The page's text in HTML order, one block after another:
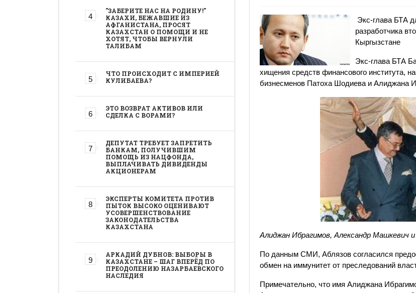
"ЗАБЕРИТЕ НАС НА РОДИНУ!"
КАЗАХИ, БЕЖАВШИЕ ИЗ
АФГАНИСТАНА, ПРОСЯТ
КАЗАХСТАН О ПОМОЩИ И НЕ
ХОТЯТ, ЧТОБЫ ВЕРНУЛИ
ТАЛИБАМ
ЧТО ПРОИСХОДИТ С ИМПЕРИЕЙ
КУЛИБАЕВА?
ЭТО ВОЗВРАТ АКТИВОВ ИЛИ
СДЕЛКА С ВОРАМИ?
ДЕПУТАТ ТРЕБУЕТ ЗАПРЕТИТЬ
БАНКАМ, ПОЛУЧИВШИМ
ПОМОЩЬ ИЗ НАЦФОНДА,
ВЫПЛАЧИВАТЬ ДИВИДЕНДЫ
АКЦИОНЕРАМ
ЭКСПЕРТЫ КОМИТЕТА ПРОТИВ
ПЫТОК ВЫСОКО ОЦЕНИВАЮТ
УСОВЕРШЕНСТВОВАНИЕ
ЗАКОНОДАТЕЛЬСТВА
КАЗАХСТАНА
АРКАДИЙ ДУБНОВ: ВЫБОРЫ В
КАЗАХСТАНЕ – ШАГ ВПЕРЁД ПО
ПРЕОДОЛЕНИЮ НАЗАРБАЕВСКОГО
НАСЛЕДИЯ
Экс-глава БТА
разработчика
Кыргызстане
Экс-глава БТА
хищения средств финансового института,
бизнесменов Патоха Шодиева и Алиджана
Алиджан Ибрагимов, Александр Машкевич
По данным СМИ, Аблязов согласился
обмен на иммунитет от преследований
Примечательно, что имя Алиджана